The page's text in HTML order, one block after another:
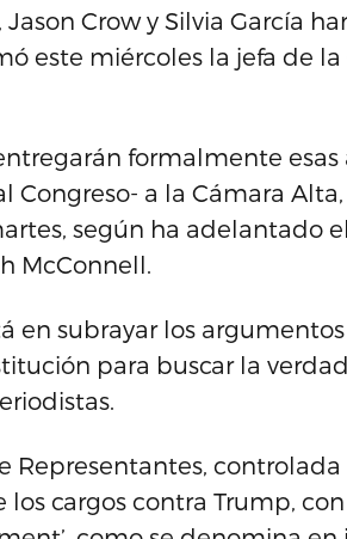
Crow y Silvia García
este miércoles la jefa de
entregarán formalmente
Congreso- a la Cámara
según ha adelantado
McConnell.
en subrayar los
para buscar la
Representantes,
cargos contra Trump,